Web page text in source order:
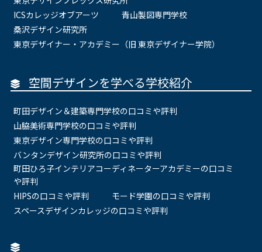
ICSカレッジオブアーツ
青山製図専門学校
桑沢デザイン研究所
東京デザイナー・アカデミー（旧 東京デザイナー学院）
空間デザインを学べる学校紹介
町田デザイン＆建築専門学校の口コミや評判
山脇美術専門学校の口コミや評判
東京デザイン専門学校の口コミや評判
バンタンデザイン研究所の口コミや評判
町田ひろ子インテリアコーディネーターアカデミーの口コミ
や評判
HIPSの口コミや評判
モード学園の口コミや評判
スペースデザインカレッジの口コミや評判